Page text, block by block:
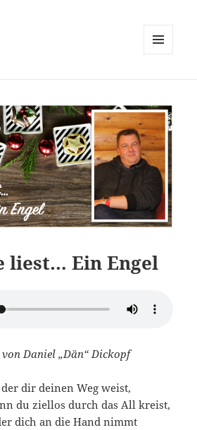
liest… Ein Engel
von Daniel „Dän“ Dickopf
dir deinen Weg weist,
du ziellos durch das All kreist,
dich an die Hand nimmt